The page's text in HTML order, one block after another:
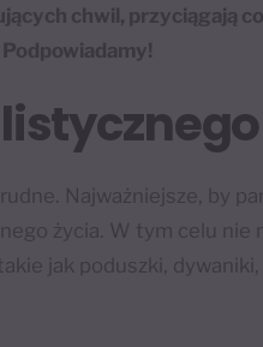
chwil, przyciągają
Najważniejsze, by
życia. W tym celu
jak poduszki,